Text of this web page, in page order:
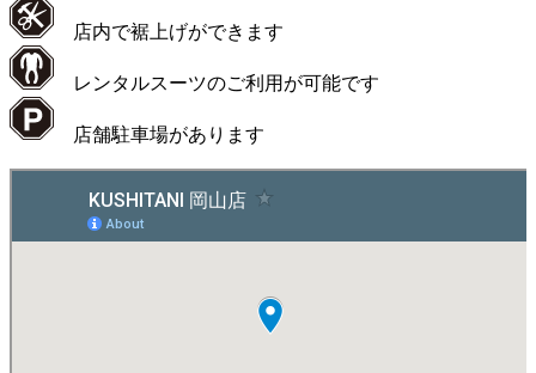
店内で裾上げができます
レンタルスーツのご利用が可能です
店舗駐車場があります